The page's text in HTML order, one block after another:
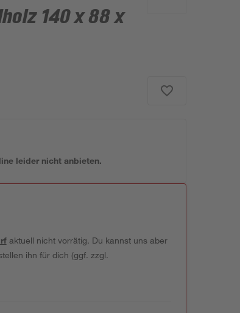
140 x 88 x
leider nicht anbieten.
aktuell nicht vorrätig. Du kannst uns aber
ihn für dich (ggf. zzgl.